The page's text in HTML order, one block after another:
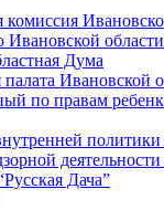
комиссия
Ивановской области
Дума
Ивановской
по правам
Дача”